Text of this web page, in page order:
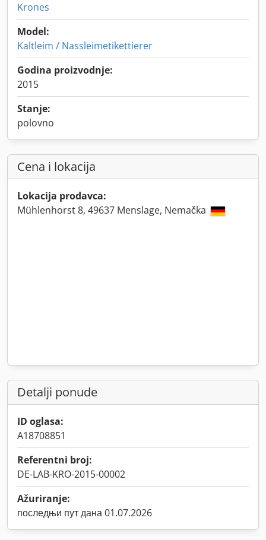
Krones
Model:
Kaltleim / Nassleimetikettierer
Godina proizvodnje:
2015
Stanje:
polovno
Cena i lokacija
Lokacija prodavca:
Mühlenhorst 8, 49637 Menslage, Nemačka
Detalji ponude
ID oglasa:
A18708851
Referentni broj:
DE-LAB-KRO-2015-00002
Ažuriranje:
последњи пут дана 01.07.2026